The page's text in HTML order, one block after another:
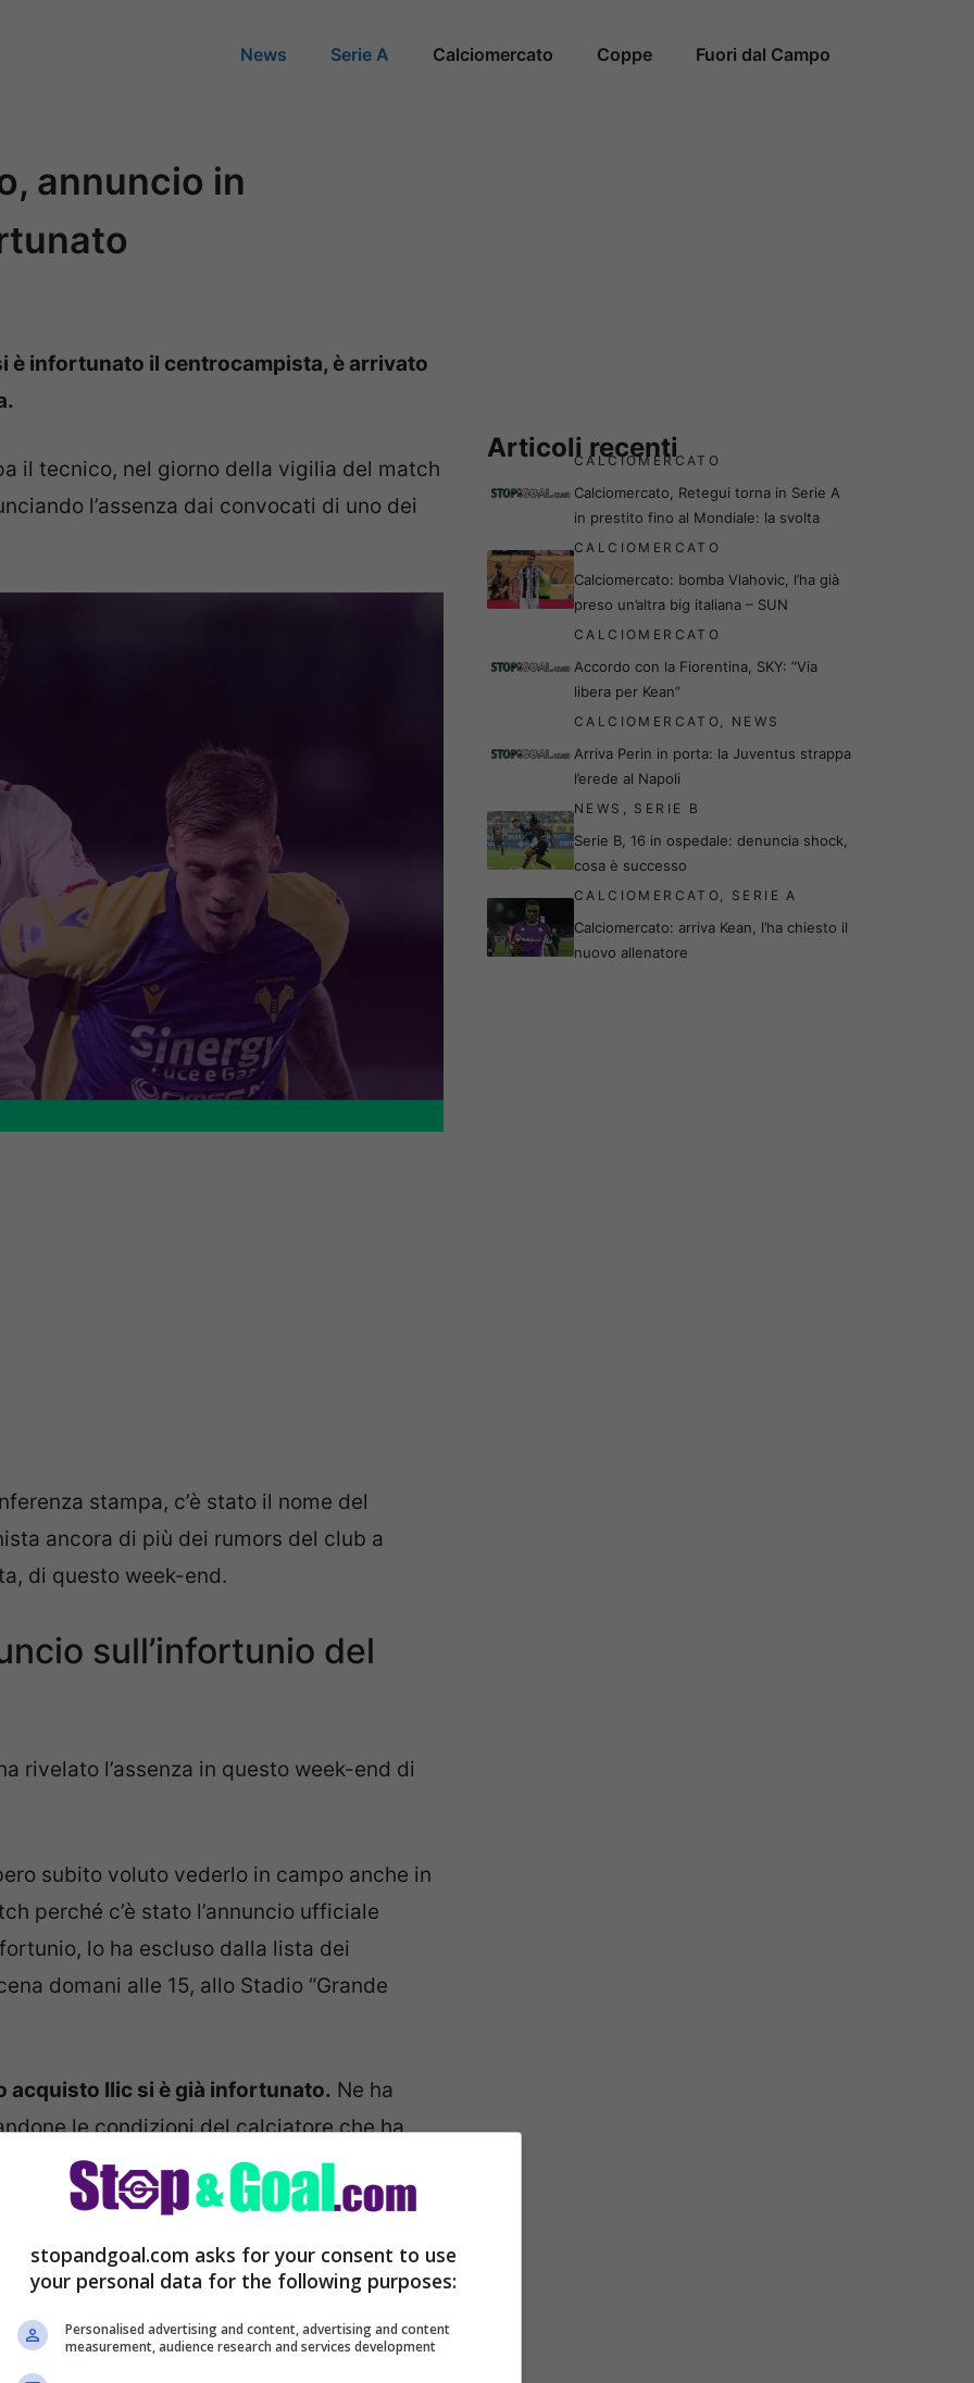
News Serie A Calciomercato Coppe Fuori dal Campo
annuncio in
è infortunato il centrocampista, è arrivato
il tecnico, nel giorno della vigilia del match
l’assenza dai convocati di uno dei
stampa, c’è stato il nome del
ancora di più dei rumors del club a
di questo week-end.
sull’infortunio del
rivelato l’assenza in questo week-end di
subito voluto vederlo in campo anche in
perché c’è stato l’annuncio ufficiale
lo ha escluso dalla lista dei
domani alle 15, allo Stadio “Grande
acquisto Ilic si è già infortunato. Ne ha
le condizioni del calciatore che ha
nell’esperienza condivisa a Verona,
Articoli recenti
CALCIOMERCATO
Calciomercato, Retegui torna in Serie A
in prestito fino al Mondiale: la svolta
CALCIOMERCATO
Calciomercato: bomba Vlahovic, l’ha già
preso un’altra big italiana – SUN
CALCIOMERCATO
Accordo con la Fiorentina, SKY: “Via
libera per Kean”
CALCIOMERCATO, NEWS
Arriva Perin in porta: la Juventus strappa
l’erede al Napoli
NEWS , SERIE B
Serie B, 16 in ospedale: denuncia shock,
cosa è successo
CALCIOMERCATO, SERIE A
Calciomercato: arriva Kean, l’ha chiesto il
nuovo allenatore
stopandgoal.com asks for your consent to use
your personal data for the following purposes:
Personalised advertising and content, advertising and content
measurement, audience research and services development